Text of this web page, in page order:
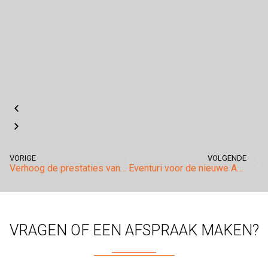
VORIGE
Verhoog de prestaties van uw auto met een BMC luchtfilter
VOLGENDE
Eventuri voor de nieuwe Audi RSQ3.
VRAGEN OF EEN AFSPRAAK MAKEN?